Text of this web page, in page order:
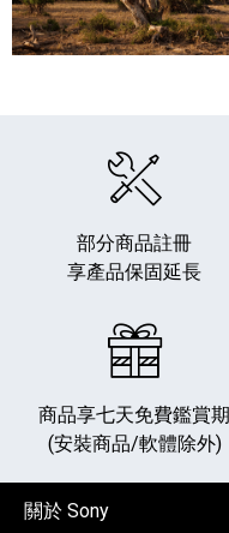
部分商品註冊
享產品保固延長
商品享七天免費鑑賞期
(安裝商品/軟體除外)
關於 Sony